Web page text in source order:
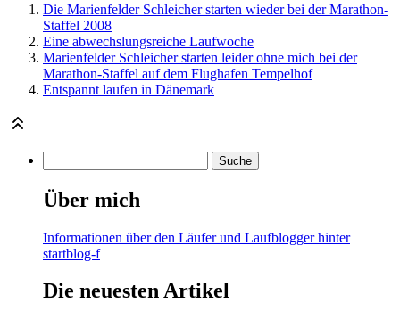
Die Marienfelder Schleicher starten wieder bei der Marathon-
Staffel 2008
Eine abwechslungsreiche Laufwoche
Marienfelder Schleicher starten leider ohne mich bei der
Marathon-Staffel auf dem Flughafen Tempelhof
Entspannt laufen in Dänemark
Über mich
Informationen über den Läufer und Laufblogger hinter
startblog-f
Die neuesten Artikel